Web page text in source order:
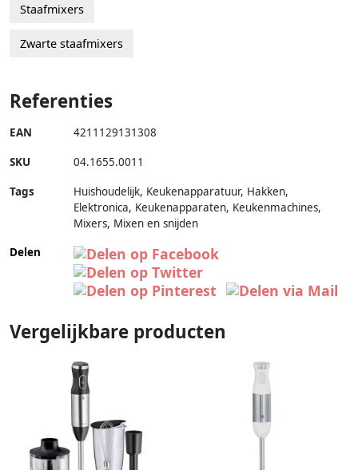
Staafmixers
Zwarte staafmixers
Referenties
EAN 4211129131308
SKU 04.1655.0011
Tags
Huishoudelijk, Keukenapparatuur, Hakken,
Elektronica, Keukenapparaten, Keukenmachines,
Mixers, Mixen en snijden
Delen
Vergelijkbare producten